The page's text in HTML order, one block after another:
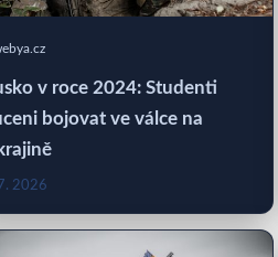
v roce 2024: Studenti
bojovat ve válce na
2026